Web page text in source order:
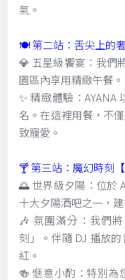
氣。
🍽️ 第二站：舌尖上的奢
💎 五星級饗宴：我們
園區內享用精緻午餐。
✨ 精緻體驗：
名。在這裡用餐，不
致寵愛。
🍸 第三站：魔幻時刻
🌅 世界級夕陽：位於
十大夕陽酒吧之一，
🎶 氛圍滿分：我們
刻」。伴隨 DJ 播放
紅。
🍻 愜意小酌：特別為